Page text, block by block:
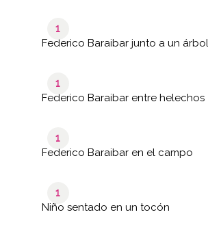
1
Federico Baraibar junto a un árbol
1
Federico Baraibar entre helechos
1
Federico Baraibar en el campo
1
Niño sentado en un tocón